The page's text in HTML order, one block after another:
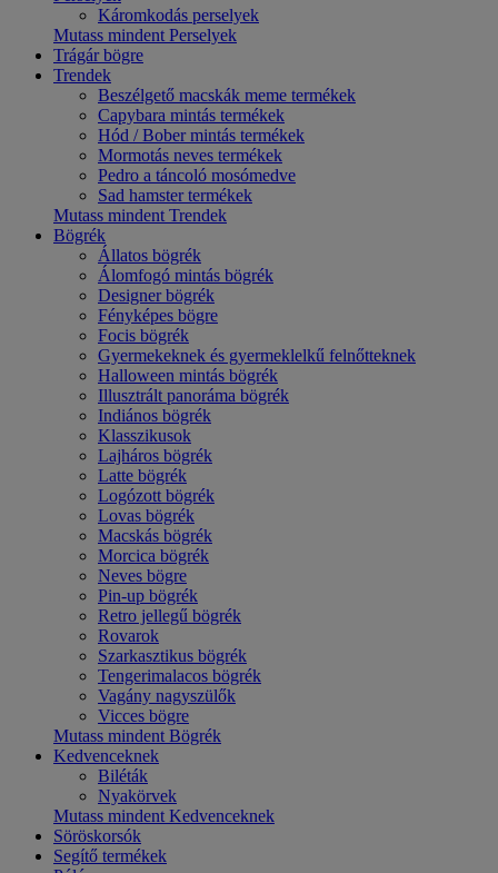
Káromkodás perselyek
Mutass mindent Perselyek
Trágár bögre
Trendek
Beszélgető macskák meme termékek
Capybara mintás termékek
Hód / Bober mintás termékek
Mormotás neves termékek
Pedro a táncoló mosómedve
Sad hamster termékek
Mutass mindent Trendek
Bögrék
Állatos bögrék
Álomfogó mintás bögrék
Designer bögrék
Fényképes bögre
Focis bögrék
Gyermekeknek és gyermeklelkű felnőtteknek
Halloween mintás bögrék
Illusztrált panoráma bögrék
Indiános bögrék
Klasszikusok
Lajháros bögrék
Latte bögrék
Logózott bögrék
Lovas bögrék
Macskás bögrék
Morcica bögrék
Neves bögre
Pin-up bögrék
Retro jellegű bögrék
Rovarok
Szarkasztikus bögrék
Tengerimalacos bögrék
Vagány nagyszülők
Vicces bögre
Mutass mindent Bögrék
Kedvenceknek
Biléták
Nyakörvek
Mutass mindent Kedvenceknek
Söröskorsók
Segítő termékek